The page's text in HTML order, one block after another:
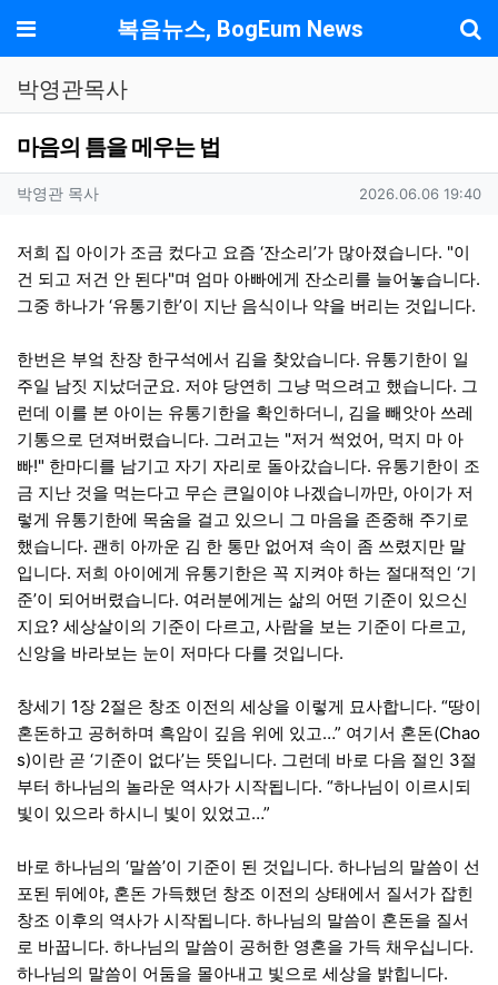
메뉴 복음뉴스, BogEum News
박영관목사
마음의 틈을 메우는 법
작성자 정보
박영관 목사작성 작성일
2026.06.06 19:40
컨텐츠 정보
본문
저희 집 아이가 조금 컸다고 요즘 ‘잔소리’가 많아졌습니다. "이
건 되고 저건 안 된다"며 엄마 아빠에게 잔소리를 늘어놓습니다.
그중 하나가 ‘유통기한’이 지난 음식이나 약을 버리는 것입니다.
한번은 부엌 찬장 한구석에서 김을 찾았습니다. 유통기한이 일
주일 남짓 지났더군요. 저야 당연히 그냥 먹으려고 했습니다. 그
런데 이를 본 아이는 유통기한을 확인하더니, 김을 빼앗아 쓰레
기통으로 던져버렸습니다. 그러고는 "저거 썩었어, 먹지 마 아
빠!" 한마디를 남기고 자기 자리로 돌아갔습니다. 유통기한이 조
금 지난 것을 먹는다고 무슨 큰일이야 나겠습니까만, 아이가 저
렇게 유통기한에 목숨을 걸고 있으니 그 마음을 존중해 주기로
했습니다. 괜히 아까운 김 한 통만 없어져 속이 좀 쓰렸지만 말
입니다. 저희 아이에게 유통기한은 꼭 지켜야 하는 절대적인 ‘기
준’이 되어버렸습니다. 여러분에게는 삶의 어떤 기준이 있으신
지요? 세상살이의 기준이 다르고, 사람을 보는 기준이 다르고,
신앙을 바라보는 눈이 저마다 다를 것입니다.
창세기 1장 2절은 창조 이전의 세상을 이렇게 묘사합니다. “땅이
혼돈하고 공허하며 흑암이 깊음 위에 있고…” 여기서 혼돈(Chao
s)이란 곧 ‘기준이 없다’는 뜻입니다. 그런데 바로 다음 절인 3절
부터 하나님의 놀라운 역사가 시작됩니다. “하나님이 이르시되
빛이 있으라 하시니 빛이 있었고…”
바로 하나님의 ‘말씀’이 기준이 된 것입니다. 하나님의 말씀이 선
포된 뒤에야, 혼돈 가득했던 창조 이전의 상태에서 질서가 잡힌
창조 이후의 역사가 시작됩니다. 하나님의 말씀이 혼돈을 질서
로 바꿉니다. 하나님의 말씀이 공허한 영혼을 가득 채우십니다.
하나님의 말씀이 어둠을 몰아내고 빛으로 세상을 밝힙니다.